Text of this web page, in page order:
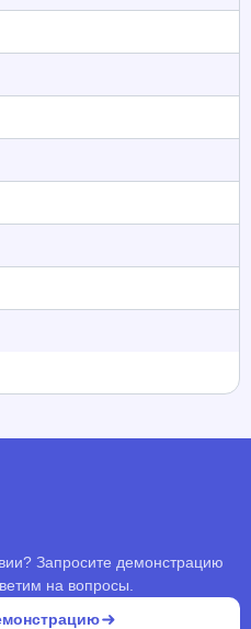
Запросите демонстрацию
на вопросы.